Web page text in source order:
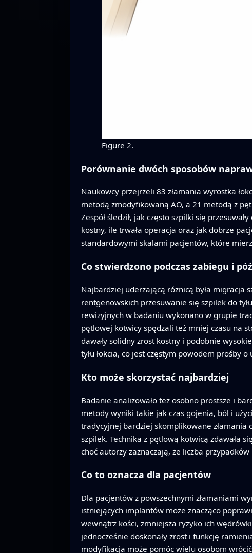
Figure 2.
Porównanie dwóch sposobów
Naukowcy przejrzeli 83 złamania wyrostka
metodą zmodyfikowaną AO, a 21 metodą z
Zespół śledził, jak często szpilki się
kostny, ile trwała operacja oraz jak dobrze
standardowymi skalami pacjentów, które
Co stwierdzono podczas zabiegu i
Najbardziej uderzającą różnicą była migracja
rentgenowskich przesuwanie się szpilek do
rewizyjnych w badaniu wykonano w grupie
pętlowej kotwicy spędzali też mniej czasu na
dawały solidny zrost kostny i podobnie
tyłu łokcia, co jest częstym powodem prośby
Kto może skorzystać najbardziej
Badanie analizowało też osobno prostsze i
metody wyniki takie jak czas gojenia, ból i
tradycyjnej bardziej skomplikowane złamania
szpilek. Technika z pętlową kotwicą zdawała
choć autorzy zaznaczają, że liczba
Co to oznacza dla pacjentów
Dla pacjentów z powszechnymi złamaniami
istniejących implantów może znacząco
wewnątrz kości, zmniejsza ryzyko ich
jednocześnie doskonały zrost i funkcję
modyfikacja może pomóc wielu osobom